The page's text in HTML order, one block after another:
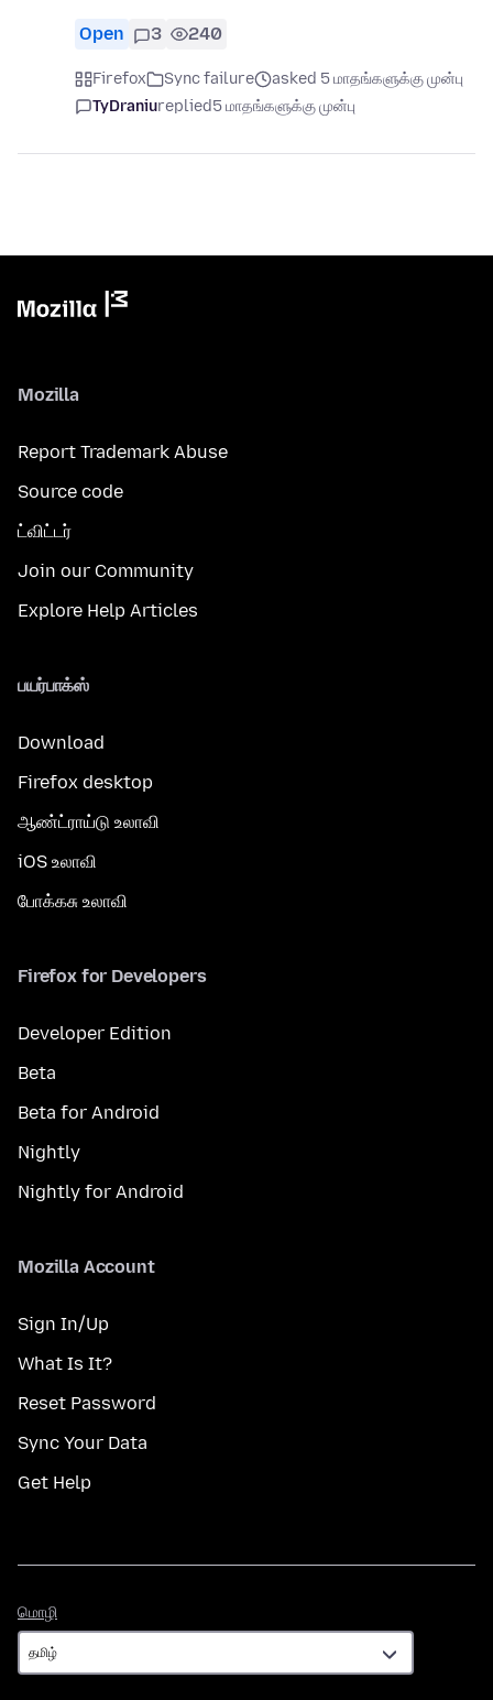
Open 3 240
Firefox Sync failure
asked 5 மாதங்களுக்கு முன்பு
TyDraniureplied5 மாதங்களுக்கு முன்பு
Mozilla
Report Trademark Abuse
Source code
ட்விட்டர்
Join our Community
Explore Help Articles
பயர்பாக்ஸ்
Download
Firefox desktop
ஆண்ட்ராய்டு உலாவி
iOS உலாவி
போக்கசு உலாவி
Firefox for Developers
Developer Edition
Beta
Beta for Android
Nightly
Nightly for Android
Mozilla Account
Sign In/Up
What Is It?
Reset Password
Sync Your Data
Get Help
மொழி